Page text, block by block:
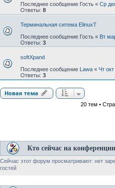
Последнее сообщение Гость « Ср
Ответы: 8
Терминальная ситема ElinuxT
Последнее сообщение Гость « Вт
Ответы: 3
softXpand
Последнее сообщение Lawa « Чт
Ответы: 3
Новая тема
20 тем •
Кто сейчас на конференции
Сейчас этот форум просматривают: нет
гостей